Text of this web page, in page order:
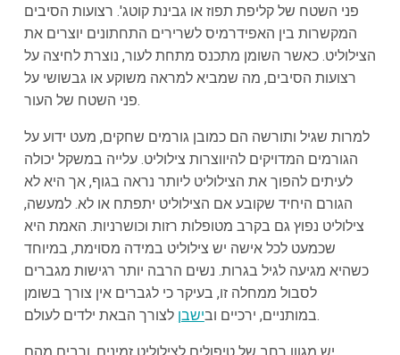
פני השטח של קליפת תפוז או גבינת קוטג'. רצועות הסיבים
המקשרות בין האפידרמיס לשרירים התחתונים יוצרים את
הצילוליט. כאשר השומן מתכנס מתחת לעור, נוצרת לחיצה על
רצועות הסיבים, מה שמביא למראה משוקע או גבשושי על
פני השטח של העור.
למרות שגיל ותורשה הם כמובן גורמים שחקים, מעט ידוע על
הגורמים המדויקים להיווצרות צילוליט. עלייה במשקל יכולה
לעיתים להפוך את הצילוליט ליותר נראה בגוף, אך היא לא
הגורם היחיד שקובע אם הצילוליט יתפתח או לא. למעשה,
צילוליט נפוץ גם בקרב מטופלות רזות וכושרניות. האמת היא
שכמעט לכל אישה יש צילוליט במידה מסוימת, במיוחד
כשהיא מגיעה לגיל בגרות. נשים הרבה יותר רגישות מגברים
לסבול ממחלה זו, בעיקר כי לגברים אין צורך בשומן
במותניים, ירכיים ובישבן לצורך הבאת ילדים לעולם.
יש מגוון רחב של טיפולים לצילוליט זמינים, ורבים מהם